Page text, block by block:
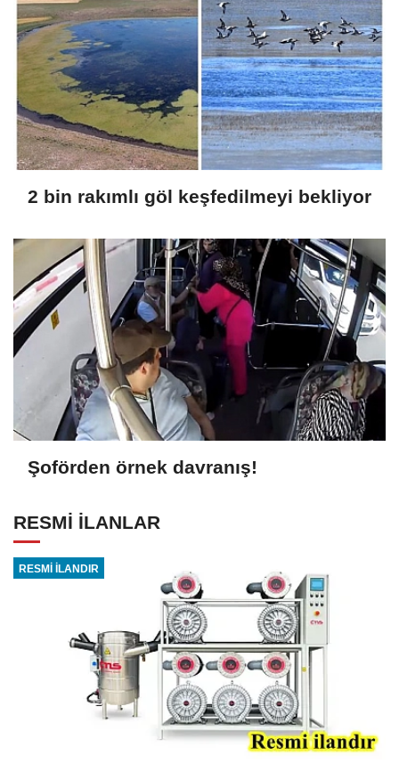
2 bin rakımlı göl keşfedilmeyi bekliyor
Şoförden örnek davranış!
RESMİ İLANLAR
RESMİ İLANDIR